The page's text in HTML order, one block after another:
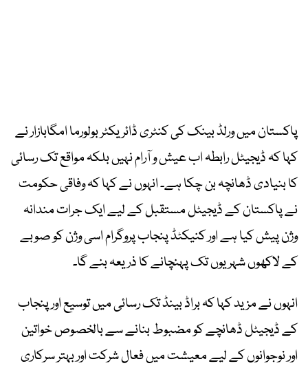
پاکستان میں ورلڈ بینک کی کنٹری ڈائریکٹر بولورما امگابازار نے
کہا کہ ڈیجیٹل رابطہ اب عیش و آرام نہیں بلکہ مواقع تک رسائی
کا بنیادی ڈھانچہ بن چکا ہے۔ انہوں نے کہا کہ وفاقی حکومت
نے پاکستان کے ڈیجیٹل مستقبل کے لیے ایک جرات مندانہ
وژن پیش کیا ہے اور کنیکٹڈ پنجاب پروگرام اسی وژن کو صوبے
کے لاکھوں شہریوں تک پہنچانے کا ذریعہ بنے گا۔
انہوں نے مزید کہا کہ براڈ بینڈ تک رسائی میں توسیع اور پنجاب
کے ڈیجیٹل ڈھانچے کو مضبوط بنانے سے بالخصوص خواتین
اور نوجوانوں کے لیے معیشت میں فعال شرکت اور بہتر سرکاری